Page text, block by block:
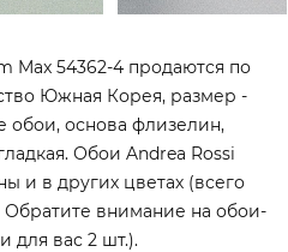
Max 54362-4 продаются по
Южная Корея, размер -
обои, основа флизелин,
Обои Andrea Rossi
и в других цветах (всего
Обратите внимание на обои-
для вас 2 шт.).